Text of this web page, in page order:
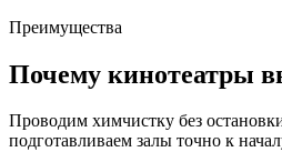
Преимущества
Почему кинотеатры
Проводим химчистку без
подготавливаем залы точно к